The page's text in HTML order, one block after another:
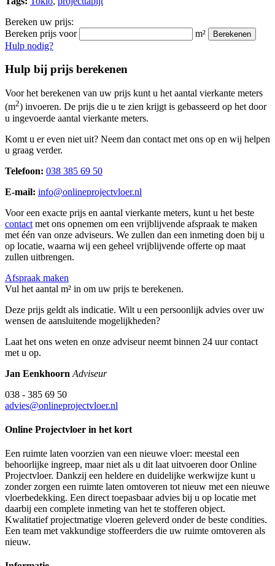
Bereken uw prijs:
Bereken prijs voor
m² Berekenen
Hulp nodig?
Hulp bij prijs berekenen
Voor het berekenen van uw prijs kunt u het aantal vierkante meters
(m2) invoeren. De prijs die u te zien krijgt is gebasseerd op het door
u ingevoerde aantal vierkante meters.
Komt u er even niet uit? Neem dan contact met ons op en wij helpen
u graag verder.
Telefoon: 038 385 69 50
E-mail: info@onlineprojectvloer.nl
Voor een exacte prijs en aantal vierkante meters, kunt u het beste
contact met ons opnemen om een vrijblijvende afspraak te maken
met één van onze adviseurs. We zullen dan een inmeting doen bij u
op locatie, waarna wij een geheel vrijblijvende offerte op maat
zullen uitbrengen.
Afspraak maken
Vul het aantal m² in om uw prijs te berekenen.
Deze prijs geldt als indicatie. Wilt u een persoonlijk advies over uw
wensen de aansluitende mogelijkheden?
Laat het ons weten en onze adviseur neemt binnen 24 uur contact
met u op.
Jan Eenkhoorn Adviseur
038 - 385 69 50
advies@onlineprojectvloer.nl
Online Projectvloer in het kort
Een ruimte laten voorzien van een nieuwe vloer: meestal een
behoorlijke ingreep, maar niet als u dit laat uitvoeren door Online
Projectvloer. Dankzij een heldere en duidelijke werkwijze kunt u
zonder zorgen een ruimte laten omtoveren tot nieuw met een nieuwe
vloerbedekking. Een direct toepasbaar advies bij u op locatie met
daarbij een complete inmeting van het te stofferen object.
Kwalitatief projectmatige vloeren geleverd onder de beste condities.
Een team met vakkundige stoffeerders die uw ruimte omtoveren als
nieuw.